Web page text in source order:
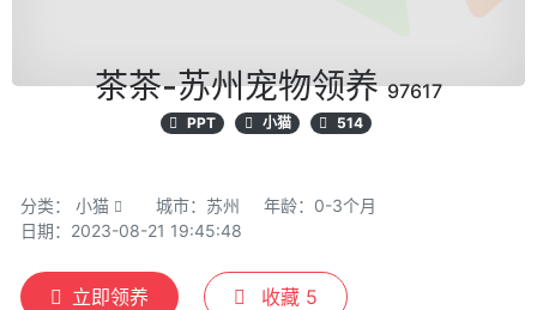
茶茶-苏州宠物领养97617
PPT 小猫 514
分类： 小猫 城市：苏州
年龄：0-3个月
日期：2023-08-21 19:45:48
立即领养 收藏 5